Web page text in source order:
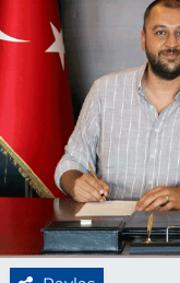
YAŞAM
DÜNYA
GENEL
GÜNCEL
RESMİ İLAN